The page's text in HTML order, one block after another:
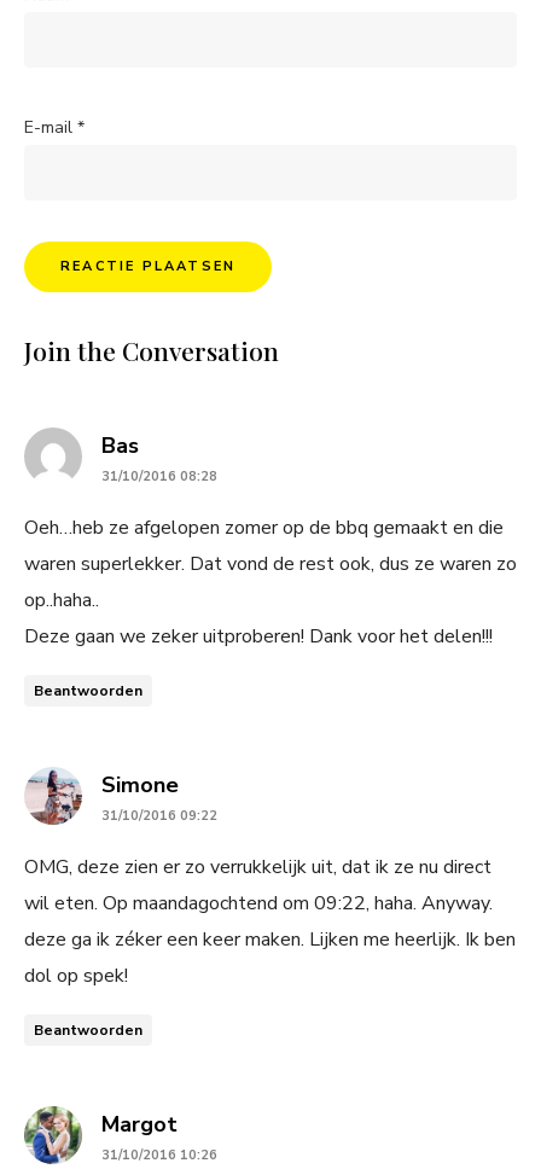
E-mail *
Join the Conversation
Bassays:
31/10/2016 08:28
Oeh…heb ze afgelopen zomer op de bbq gemaakt en die
waren superlekker. Dat vond de rest ook, dus ze waren zo
op..haha..
Deze gaan we zeker uitproberen! Dank voor het delen!!!
Beantwoorden
Simonesays:
31/10/2016 09:22
OMG, deze zien er zo verrukkelijk uit, dat ik ze nu direct
wil eten. Op maandagochtend om 09:22, haha. Anyway.
deze ga ik zéker een keer maken. Lijken me heerlijk. Ik ben
dol op spek!
Beantwoorden
Margotsays:
31/10/2016 10:26